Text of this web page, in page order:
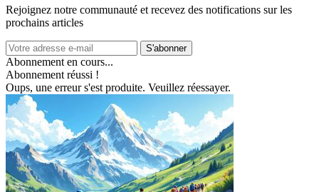
Rejoignez notre communauté et recevez des notifications sur les
prochains articles
S'abonner
Abonnement en cours...
Abonnement réussi !
Oups, une erreur s'est produite. Veuillez réessayer.